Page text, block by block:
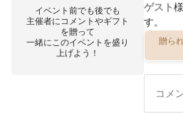
イベント前でも後でも
主催者にコメントやギフト
を贈って
一緒にこのイベントを盛り
上げよう！
ゲスト
す。
贈ら